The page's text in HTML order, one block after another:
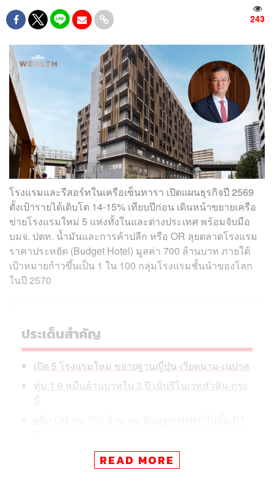
243
โรงแรมและรีสอร์ทในเครือเซ็นทารา เปิดแผนธุรกิจปี 2569
ตั้งเป้ารายได้เติบโต 14-15% เทียบปีก่อน เดินหน้าขยายเครือ
ข่ายโรงแรมใหม่ 5 แห่งทั้งในและต่างประเทศ พร้อมจับมือ
บมจ. ปตท. น้ำมันและการค้าปลีก หรือ OR ลุยตลาดโรงแรม
ราคาประหยัด (Budget Hotel) มูลค่า 700 ล้านบาท ภายใต้
เป้าหมายก้าวขึ้นเป็น 1 ใน 100 กลุ่มโรงแรมชั้นนำของโลก
ในปี 2570
ประเด็นสำคัญ
เปิด 5 โรงแรมใหม่ ขยายฐานญี่ปุ่น-เวียดนาม-เนปาล
ทุ่ม 1.6 หมื่นล้านบาทใน 3 ปี เน้นรีโนเวทหัวหิน-กระ
บี่
มัลดีฟส์พลิก EBIT กลับเป็นบวก กระจายฐานลูกค้าล
READ MORE